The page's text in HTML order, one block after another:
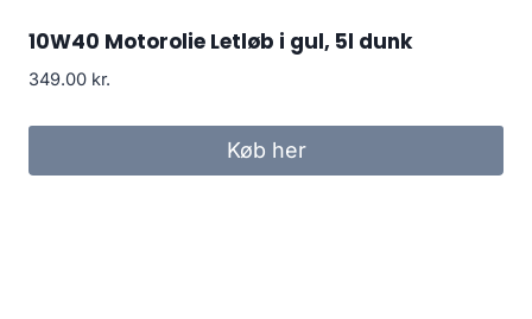
10W40 Motorolie Letløb i gul, 5l dunk
349.00 kr.
Køb her